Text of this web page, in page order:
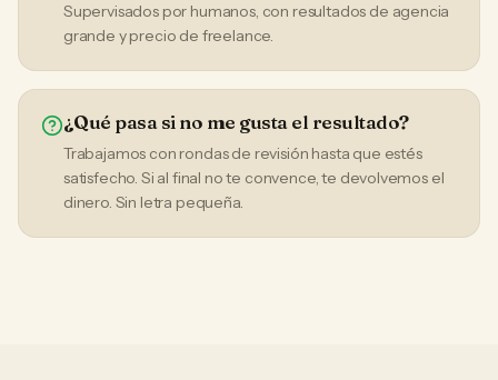
Supervisados por humanos, con resultados de agencia
grande y precio de freelance.
¿Qué pasa si no me gusta el resultado?
Trabajamos con rondas de revisión hasta que estés
satisfecho. Si al final no te convence, te devolvemos el
dinero. Sin letra pequeña.